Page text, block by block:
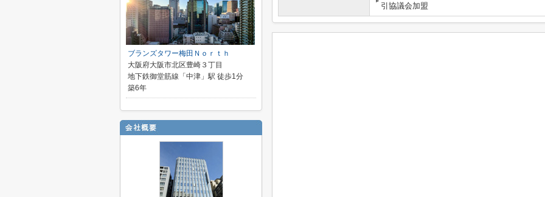
引協議会加盟
ブランズタワー梅田Ｎｏｒｔｈ
大阪府大阪市北区豊崎３丁目
地下鉄御堂筋線「中津」駅 徒歩1分
築6年